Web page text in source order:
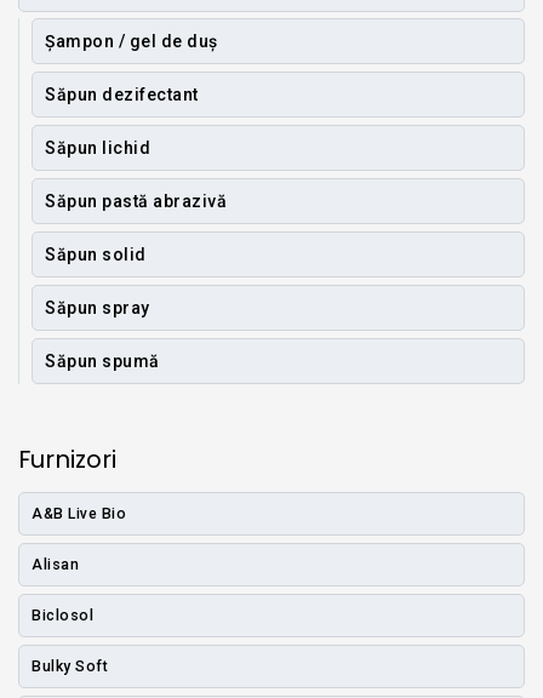
Șampon / gel de duș
Săpun dezifectant
Săpun lichid
Săpun pastă abrazivă
Săpun solid
Săpun spray
Săpun spumă
Furnizori
A&B Live Bio
Alisan
Biclosol
Bulky Soft